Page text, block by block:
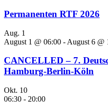
Permanenten RTF 2026
Aug. 1
August 1 @ 06:00 - August 6 @
CANCELLED – 7.
Hamburg-Berlin-Köln
Okt. 10
06:30 - 20:00